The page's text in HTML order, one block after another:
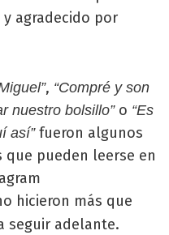
agradecido por
, “Compré y son
nuestro bolsillo”o “Es
así” fueron algunos
que pueden leerse en
hicieron más que
seguir adelante.